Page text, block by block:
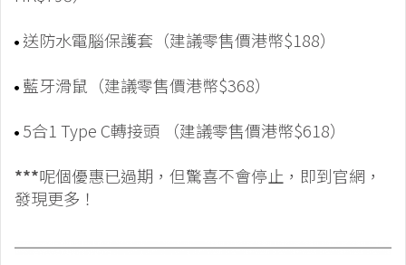
送防水電腦保護套（建議零售價港幣$188）
藍牙滑鼠（建議零售價港幣$368）
5合1 Type C轉接頭 （建議零售價港幣$618）
***呢個優惠已過期，但驚喜不會停止，即到官網，
發現更多！